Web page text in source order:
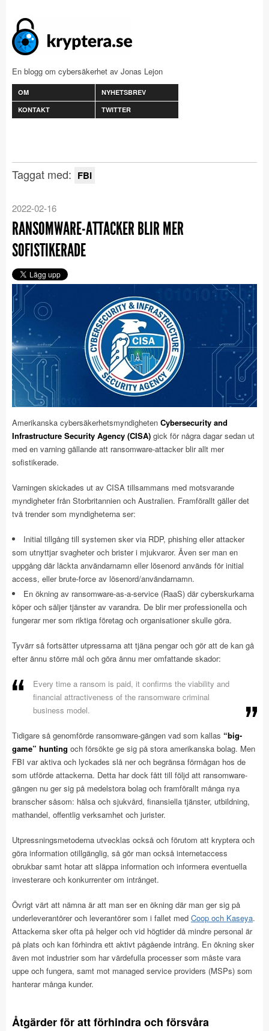
En blogg om cybersäkerhet av Jonas Lejon
OM
NYHETSBREV
KONTAKT
TWITTER
Taggat med: FBI
2022-02-16
RANSOMWARE-ATTACKER BLIR MER
SOFISTIKERADE
Amerikanska cybersäkerhetsmyndigheten Cybersecurity and
Infrastructure Security Agency (CISA) gick för några dagar sedan ut
med en varning gällande att ransomware-attacker blir allt mer
sofistikerade.
Varningen skickades ut av CISA tillsammans med motsvarande
myndigheter från Storbritannien och Australien. Framförallt gäller det
två trender som myndigheterna ser:
Initial tillgång till systemen sker via RDP, phishing eller attacker
som utnyttjar svagheter och brister i mjukvaror. Även ser man en
uppgång där läckta användarnamn eller lösenord används för initial
access, eller brute-force av lösenord/användarnamn.
En ökning av ransomware-as-a-service (RaaS) där cyberskurkarna
köper och säljer tjänster av varandra. De blir mer professionella och
fungerar mer som riktiga företag och organisationer skulle göra.
Tyvärr så fortsätter utpressarna att tjäna pengar och gör att de kan gå
efter ännu större mål och göra ännu mer omfattande skador:
Every time a ransom is paid, it confirms the viability and
financial attractiveness of the ransomware criminal
business model.
Tidigare så genomförde ransomware-gängen vad som kallas “big-
game” hunting och försökte ge sig på stora amerikanska bolag. Men
FBI var aktiva och lyckades slå ner och begränsa förmågan hos de
som utförde attackerna. Detta har dock fått till följd att ransomware-
gängen nu ger sig på medelstora bolag och framförallt många nya
branscher såsom: hälsa och sjukvård, finansiella tjänster, utbildning,
mathandel, offentlig verksamhet och jurister.
Utpressningsmetoderna utvecklas också och förutom att kryptera och
göra information otillgänglig, så gör man också internetaccess
obrukbar samt hotar att släppa information och informera eventuella
investerare och konkurrenter om intrånget.
Övrigt värt att nämna är att man ser en ökning där man ger sig på
underleverantörer och leverantörer som i fallet med Coop och Kaseya.
Attackerna sker ofta på helger och vid högtider då mindre personal är
på plats och kan förhindra ett aktivt pågående intrång. En ökning sker
även mot industrier som har värdefulla processer som måste vara
uppe och fungera, samt mot managed service providers (MSPs) som
hanterar många kunder.
Åtgärder för att förhindra och försvåra